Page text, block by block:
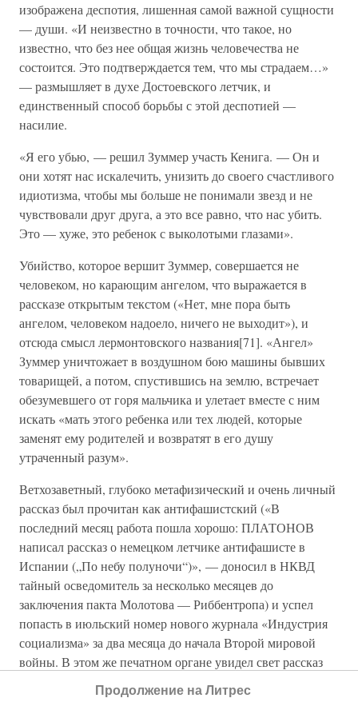
изображена деспотия, лишенная самой важной сущности
— души. «И неизвестно в точности, что такое, но
известно, что без нее общая жизнь человечества не
состоится. Это подтверждается тем, что мы страдаем…»
— размышляет в духе Достоевского летчик, и
единственный способ борьбы с этой деспотией —
насилие.
«Я его убью, — решил Зуммер участь Кенига. — Он и
они хотят нас искалечить, унизить до своего счастливого
идиотизма, чтобы мы больше не понимали звезд и не
чувствовали друг друга, а это все равно, что нас убить.
Это — хуже, это ребенок с выколотыми глазами».
Убийство, которое вершит Зуммер, совершается не
человеком, но карающим ангелом, что выражается в
рассказе открытым текстом («Нет, мне пора быть
ангелом, человеком надоело, ничего не выходит»), и
отсюда смысл лермонтовского названия[71]. «Ангел»
Зуммер уничтожает в воздушном бою машины бывших
товарищей, а потом, спустившись на землю, встречает
обезумевшего от горя мальчика и улетает вместе с ним
искать «мать этого ребенка или тех людей, которые
заменят ему родителей и возвратят в его душу
утраченный разум».
Ветхозаветный, глубоко метафизический и очень личный
рассказ был прочитан как антифашистский («В
последний месяц работа пошла хорошо: ПЛАТОНОВ
написал рассказ о немецком летчике антифашисте в
Испании („По небу полуночи“)», — доносил в НКВД
тайный осведомитель за несколько месяцев до
заключения пакта Молотова — Риббентропа) и успел
попасть в июльский номер нового журнала «Индустрия
социализма» за два месяца до начала Второй мировой
войны. В этом же печатном органе увидел свет рассказ
«Технического романа», а точнее, из того фрагмента, где
Продолжение на Литрес